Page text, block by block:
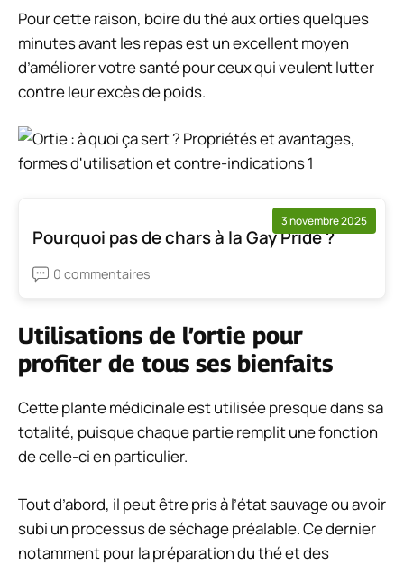
Pour cette raison, boire du thé aux orties quelques
minutes avant les repas est un excellent moyen
d’améliorer votre santé pour ceux qui veulent lutter
contre leur excès de poids.
3 novembre 2025
Pourquoi pas de chars à la Gay Pride ?
0 commentaires
Utilisations de l’ortie pour
profiter de tous ses bienfaits
Cette plante médicinale est utilisée presque dans sa
totalité, puisque chaque partie remplit une fonction
de celle-ci en particulier.
Tout d’abord, il peut être pris à l’état sauvage ou avoir
subi un processus de séchage préalable. Ce dernier
notamment pour la préparation du thé et des